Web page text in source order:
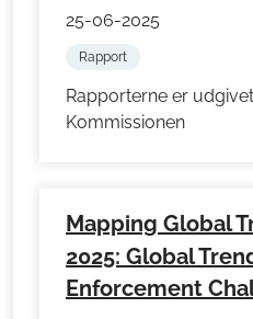
25-06-2025
Rapport
Rapporterne er
Kommissionen
Mapping Global
2025: Global
Enforcement